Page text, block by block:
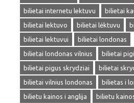
bilietai internetu lektuvu
bilietai
bilietai lektuvo
bilietai lėktuvu
bilietai lektuvui
bilietai londonas
bilietai londonas vilnius
bilietai
bilietai pigus skrydziai
bilietai
bilietai vilnius londonas
bilietas i
bilietu kainos i anglija
bilietu